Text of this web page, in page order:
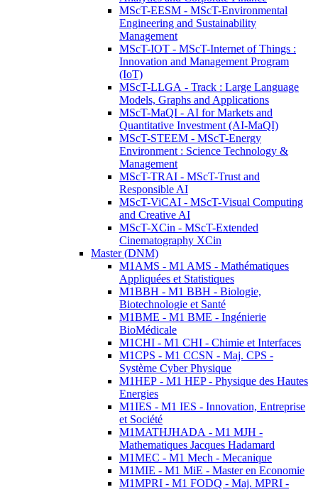
MScT-EESM - MScT-Environmental
Engineering and Sustainability
Management
MScT-IOT - MScT-Internet of Things :
Innovation and Management Program
(IoT)
MScT-LLGA - Track : Large Language
Models, Graphs and Applications
MScT-MaQI - AI for Markets and
Quantitative Investment (AI-MaQI)
MScT-STEEM - MScT-Energy
Environment : Science Technology &
Management
MScT-TRAI - MScT-Trust and
Responsible AI
MScT-ViCAI - MScT-Visual Computing
and Creative AI
MScT-XCin - MScT-Extended
Cinematography XCin
Master (DNM)
M1AMS - M1 AMS - Mathématiques
Appliquées et Statistiques
M1BBH - M1 BBH - Biologie,
Biotechnologie et Santé
M1BME - M1 BME - Ingénierie
BioMédicale
M1CHI - M1 CHI - Chimie et Interfaces
M1CPS - M1 CCSN - Maj. CPS -
Système Cyber Physique
M1HEP - M1 HEP - Physique des Hautes
Energies
M1IES - M1 IES - Innovation, Entreprise
et Société
M1MATHJHADA - M1 MJH -
Mathematiques Jacques Hadamard
M1MEC - M1 Mech - Mecanique
M1MIE - M1 MiE - Master en Economie
M1MPRI - M1 FODQ - Maj. MPRI -